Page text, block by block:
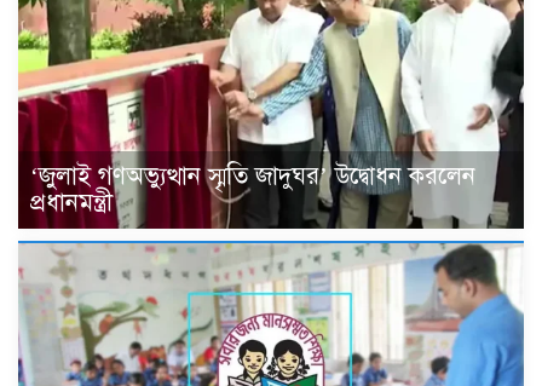
‘জুলাই গণঅভ্যুত্থান স্মৃতি জাদুঘর’ উদ্বোধন করলেন
প্রধানমন্ত্রী